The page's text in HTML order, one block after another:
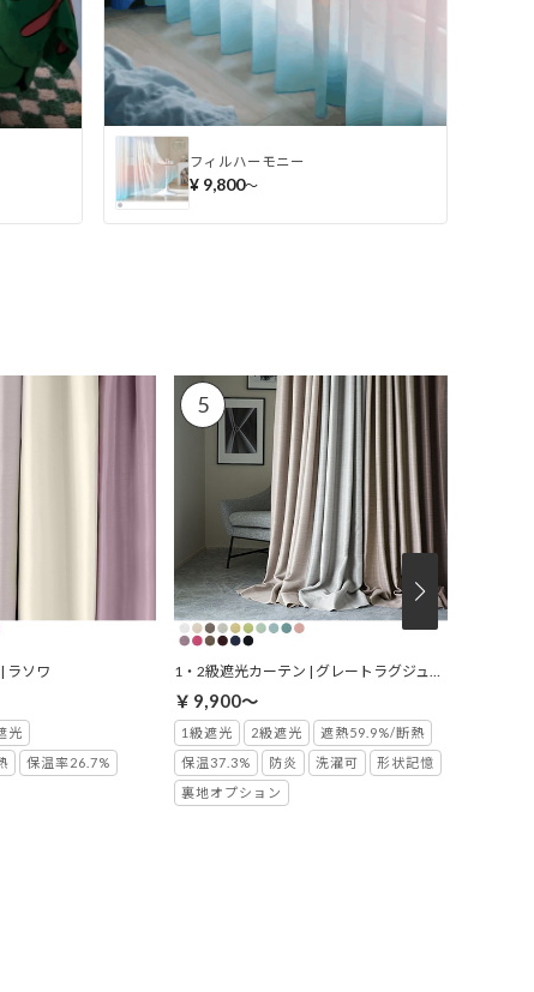
フィルハーモニー
¥ 9,800〜
ラソワ
光
保温率26.7%
1・2級遮光カーテン | グレートラグジュアリー
￥9,900～
1級遮光 2級遮光
遮熱59.9%/断熱
保温37.3%
防炎 洗濯可
形状記憶
裏地オプション